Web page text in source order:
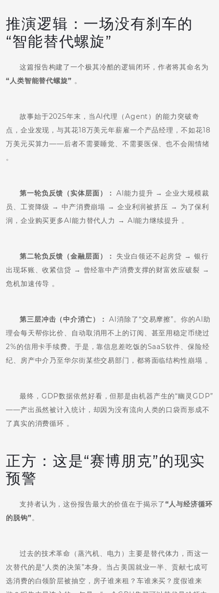
推演逻辑：一场没有刹车的
“智能替代螺旋”
这篇报告构建了一个极其冷酷的逻辑闭环，作者将其命名为
“人类智能替代螺旋” 。
故事始于2025年末，当AI代理（Agent）的能力突破奇
点，企业发现，与其花18万美元年薪雇一个产品经理，不如花18
万美元买算力——后者不需要睡觉、不需要医保、也不会闹情绪
。
第一轮负反馈（实体层面）： AI能力提升 → 企业大规模裁
员、工资降级 → 中产消费崩塌 → 企业利润被挤压 → 为了保利
润，企业购买更多AI能力替代人力 → AI能力继续提升 。
第二轮负反馈（金融层面）：
失业白领还不起房贷 → 银行
出现坏账、收紧信贷 → 曾经靠中产消费支撑的财富效应破裂 →
危机加速传导 。
第三层冲击（中介消亡）： AI消除了“交易摩擦”。你的AI助
理会每天帮你比价、自动取消用不上的订阅、甚至用稳定币绕过
2%的信用卡手续费。于是，靠信息差吃饭的SaaS软件、保险经
纪、房产中介乃至华尔街某些交易部门，都将面临结构性崩塌 。
最终，GDP数据依然好看，但那是由机器产生的“幽灵GDP”
——产出虽然被计入统计，却因为没有流向人类的口袋而形成不
了真实的消费循环 。
正方：这是“赛博朋克”的现实
预警
支持者认为，这份报告最大的价值在于揭示了“人与经济循环
的脱钩”。
过去的技术革命（蒸汽机、电力）主要是替代体力，而这一
次替代的是“人类的决策”本身。当占美国就业一半、贡献七成可
选消费的白领阶层被抽空，房子谁来租？车谁来买？度假谁来